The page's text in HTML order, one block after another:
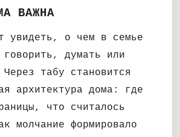
ВАЖНА
увидеть, о чем в семье
говорить, думать или
табу становится
архитектура дома: где
что считалось
молчание формировало